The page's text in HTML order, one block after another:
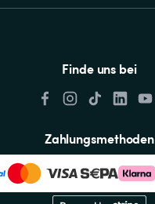
Finde uns bei
Zahlungsmethoden